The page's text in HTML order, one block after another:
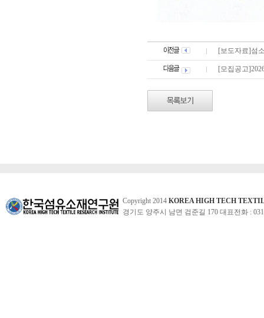
[보도자료]섬
[모집공고
Copyright 2014 KOREA HIGH TECH
경기도 양주시 남면 검준길 170 대표전화 :